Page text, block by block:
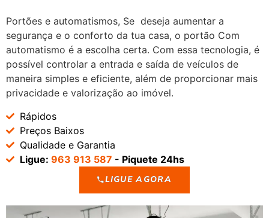
Portões e automatismos, Se deseja aumentar a
segurança e o conforto da tua casa, o portão Com
automatismo é a escolha certa. Com essa tecnologia, é
possível controlar a entrada e saída de veículos de
maneira simples e eficiente, além de proporcionar mais
privacidade e valorização ao imóvel.
Rápidos
Preços Baixos
Qualidade e Garantia
Ligue: 963 913 587 - Piquete 24hs
LIGUE AGORA